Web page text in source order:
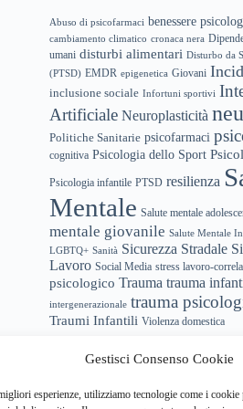
Gestisci Consenso Cookie
esperienze, utilizziamo tecnologie come i cookie
Abuso di psicofarmaci benessere
cambiamento climatico cronaca nera
umani disturbi alimentari Disturbo da
(PTSD) EMDR epigenetica Giovani
inclusione sociale Infortuni sportivi
Artificiale Neuroplasticità
Politiche Sanitarie psicofarmaci
cognitiva Psicologia dello Sport
Psicologia infantile PTSD resilienza
Mentale Salute mentale
mentale giovanile Salute Mentale
LGBTQ+ Sanità Sicurezza Stradale
Lavoro Social Media stress lavoro-
psicologico Trauma trauma
intergenerazionale trauma
Traumi Infantili Violenza domestica
siamo Newsletter Privacy Policy